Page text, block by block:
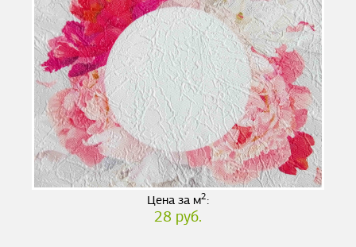
Цена за м2:
28 руб.